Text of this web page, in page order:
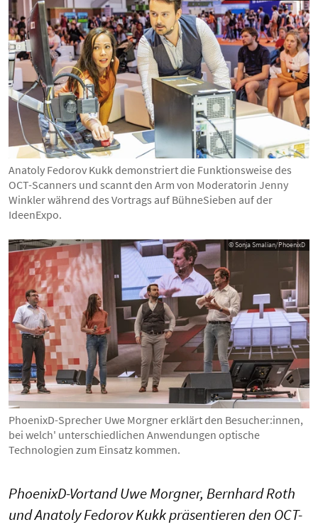
Anatoly Fedorov Kukk demonstriert die Funktionsweise des
OCT-Scanners und scannt den Arm von Moderatorin Jenny
Winkler während des Vortrags auf BühneSieben auf der
IdeenExpo.
© Sonja Smalian/PhoenixD
PhoenixD-Sprecher Uwe Morgner erklärt den Besucher:innen,
bei welch' unterschiedlichen Anwendungen optische
Technologien zum Einsatz kommen.
PhoenixD-Vortand Uwe Morgner, Bernhard Roth
und Anatoly Fedorov Kukk präsentieren den OCT-